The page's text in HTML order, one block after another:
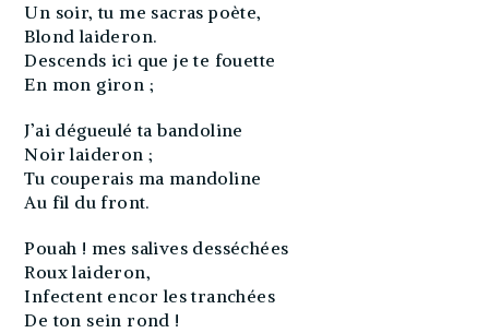
Un soir, tu me sacras poète,
Blond laideron.
Descends ici que je te fouette
En mon giron ;
J’ai dégueulé ta bandoline
Noir laideron ;
Tu couperais ma mandoline
Au fil du front.
Pouah ! mes salives desséchées
Roux laideron,
Infectent encor les tranchées
De ton sein rond !